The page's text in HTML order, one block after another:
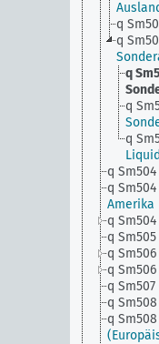
q
q
q
q
q
q Sm504
q Sm504
Amerika
q
q
q Sm506
q
q Sm507
q Sm508
q